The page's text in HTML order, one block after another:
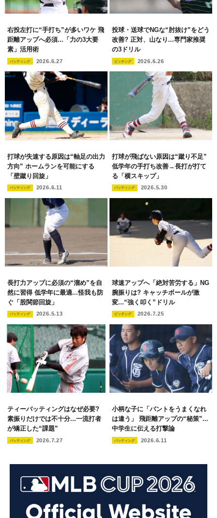
右投左打に“手打ち”が多いワケ 飛
距離アップへ必須...「力の3大要
素」活用術
バッティング 2026.6.27
投球・送球でNGな“肘抜け”をどう
改善? 正対、山なり...専門家推奨
の3ドリル
ピッチング 2026.6.26
打球が失速する原因は“軸足の出力
方向” ホームランを可能にする
「壁蹴り回旋」
バッティング 2026.6.11
打球が飛ばない原因は“蹴り不足”
低学年の手打ち改善→長打が打て
る「横スキップ」
バッティング 2026.5.30
長打力アップに必須の“溜め”を自
然に習得 低学年に最適...怪我も防
ぐ「股関節回旋」
バッティング 2026.5.13
球速アップへ「絶対苦労する」NG
腕振りは? キャッチボールが激
変...“強く叩く”ドリル
ピッチング 2026.7.25
ティーバッティングはなぜ必要?
素振りだけでは不十分...一流打者
が矯正した“課題”
バッティング 2026.7.27
小柄な子に「バントをうまくなれ
は違う」 飛距離アップの“秘策”...
中学生に伝える打撃論
バッティング 2026.6.11